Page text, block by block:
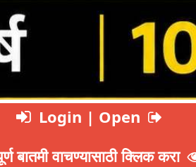
Login | Open
बातमी वाचण्यासाठी क्लिक करा